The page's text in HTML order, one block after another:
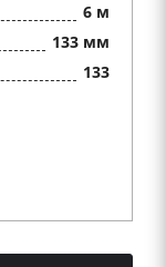
6 м
133 мм
133